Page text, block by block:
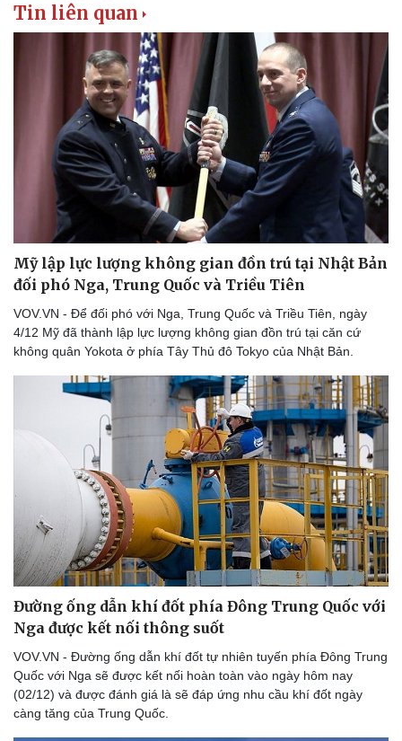
Văn hóa
Sân khấu - Điện ảnh
Văn học
Âm nhạc
Giải trí
Nghệ sĩ
Thời trang
Sao Việt
Du lịch
Tin liên quan
Mỹ lập lực lượng không gian đồn trú tại Nhật Bản
đối phó Nga, Trung Quốc và Triều Tiên
VOV.VN - Để đối phó với Nga, Trung Quốc và Triều Tiên, ngày
4/12 Mỹ đã thành lập lực lượng không gian đồn trú tại căn cứ
không quân Yokota ở phía Tây Thủ đô Tokyo của Nhật Bản.
Đường ống dẫn khí đốt phía Đông Trung Quốc với
Nga được kết nối thông suốt
VOV.VN - Đường ống dẫn khí đốt tự nhiên tuyến phía Đông Trung
Quốc với Nga sẽ được kết nối hoàn toàn vào ngày hôm nay
(02/12) và được đánh giá là sẽ đáp ứng nhu cầu khí đốt ngày
càng tăng của Trung Quốc.